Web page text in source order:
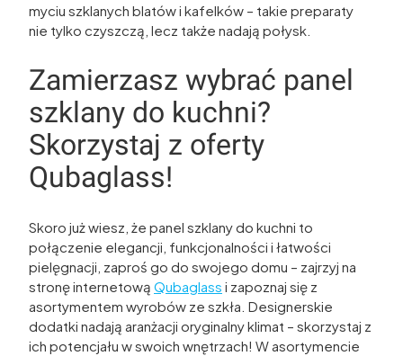
myciu szklanych blatów i kafelków – takie preparaty
nie tylko czyszczą, lecz także nadają połysk.
Zamierzasz wybrać panel
szklany do kuchni?
Skorzystaj z oferty
Qubaglass!
Skoro już wiesz, że panel szklany do kuchni to
połączenie elegancji, funkcjonalności i łatwości
pielęgnacji, zaproś go do swojego domu – zajrzyj na
stronę internetową Qubaglass i zapoznaj się z
asortymentem wyrobów ze szkła. Designerskie
dodatki nadają aranżacji oryginalny klimat – skorzystaj z
ich potencjału w swoich wnętrzach! W asortymencie